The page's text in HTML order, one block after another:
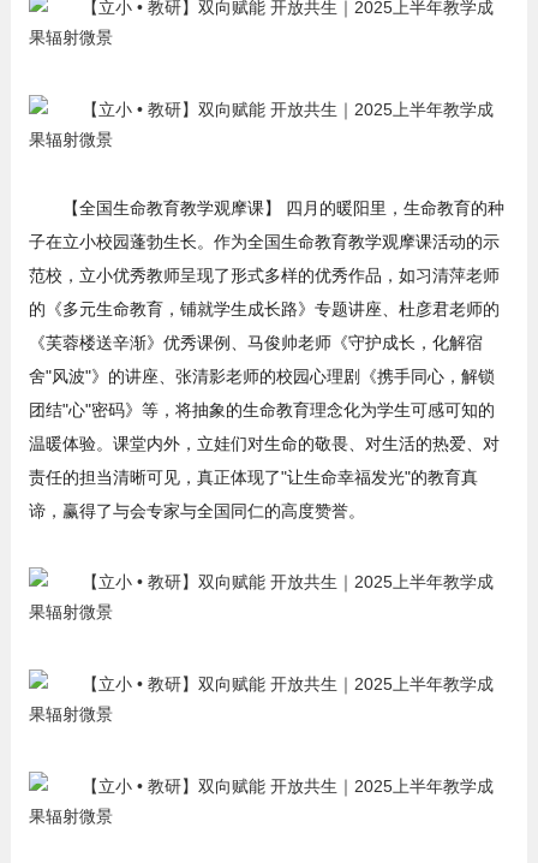
【全国生命教育教学观摩课】 四月的暖阳里，生命教育的种
子在立小校园蓬勃生长。作为全国生命教育教学观摩课活动的示
范校，立小优秀教师呈现了形式多样的优秀作品，如习清萍老师
的《多元生命教育，铺就学生成长路》专题讲座、杜彦君老师的
《芙蓉楼送辛渐》优秀课例、马俊帅老师《守护成长，化解宿
舍"风波"》的讲座、张清影老师的校园心理剧《携手同心，解锁
团结"心"密码》等，将抽象的生命教育理念化为学生可感可知的
温暖体验。课堂内外，立娃们对生命的敬畏、对生活的热爱、对
责任的担当清晰可见，真正体现了"让生命幸福发光"的教育真
谛，赢得了与会专家与全国同仁的高度赞誉。